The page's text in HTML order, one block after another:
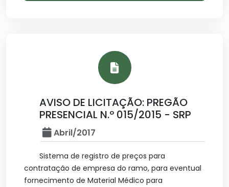
AVISO DE LICITAÇÃO: PREGÃO
PRESENCIAL N.º 015/2015 - SRP
Abril/2017
Sistema de registro de preços para
contratação de empresa do ramo, para eventual
fornecimento de Material Médico para